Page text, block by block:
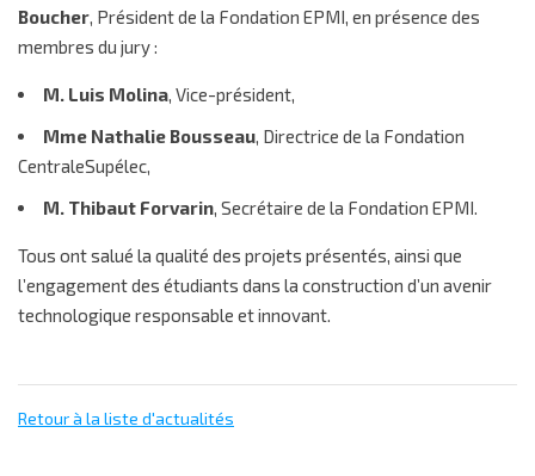
Boucher, Président de la Fondation EPMI, en présence des
membres du jury :
M. Luis Molina, Vice-président,
Mme Nathalie Bousseau, Directrice de la Fondation
CentraleSupélec,
M. Thibaut Forvarin, Secrétaire de la Fondation EPMI.
Tous ont salué la qualité des projets présentés, ainsi que
l’engagement des étudiants dans la construction d’un avenir
technologique responsable et innovant.
Retour à la liste d'actualités